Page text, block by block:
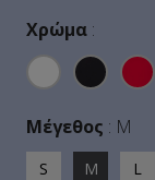
Χρώμα :
Μέγεθος : M
S M L